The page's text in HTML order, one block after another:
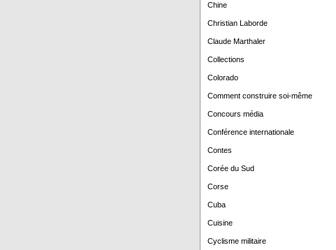
Chine
Christian Laborde
Claude Marthaler
Collections
Colorado
Comment construire soi-même
Concours média
Conférence internationale
Contes
Corée du Sud
Corse
Cuba
Cuisine
Cyclisme militaire